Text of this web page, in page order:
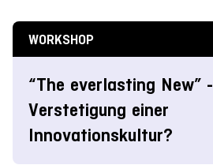
WORKSHOP
“The everlasting New” -
Verstetigung einer
Innovationskultur?